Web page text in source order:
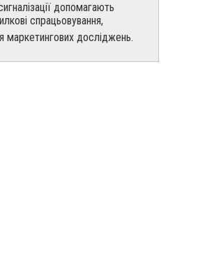
допомагають
спрацьовування,
маркетингових досліджень.